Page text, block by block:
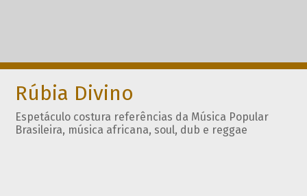
Rúbia Divino
Espetáculo costura referências da Música Popular
Brasileira, música africana, soul, dub e reggae